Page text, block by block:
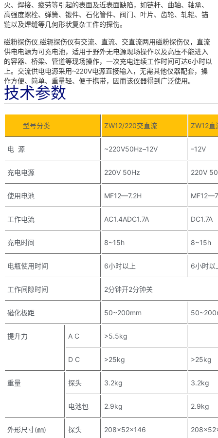
火、焊接、疲劳等引起的表面及近表面缺陷，如链杆、曲轴、轴承、
高强度螺栓、弹簧、锻件、石化管件、阀门、叶片、齿轮、轧辊、锚
链以及焊缝等几何形状复杂工件的探伤。
磁粉探伤仪,磁轭探伤仪有交流、直流、交直流两用磁粉探伤仪，直流
供电电源为可充电池，适用于野外无电源现场操作以及高压不能进入
的容器、桥梁、管道等现场操作，一次充电连续工作时间可达6小时以
上。交流供电电源采用~220V电源直接输入，无需其他仪器配套，操
作方便、简单、重量轻、便于携带，因而该仪器得到广泛使用。
技术参数
型号分类 ZW12/220交直流 ZW12直
电 源 ~220V50Hz–12V –12V
充电电源 220V 50Hz 220V
使用电池 MF12—7.2H
工作电流 AC1.4ADC1.7A DC1.7A
充电时间 8~15h 8~15h
电瓶使用时间 6小时以上 6小时以
工作间隙时间 2分钟开2分钟关
磁化极距 50~200mm
提升力 A C >5.5kg
D C >25kg >25kg
重量 探头 3.2kg 3.2kg
电池包 2.9kg 2.9kg
外形尺寸(㎜) 探头 208×52×146